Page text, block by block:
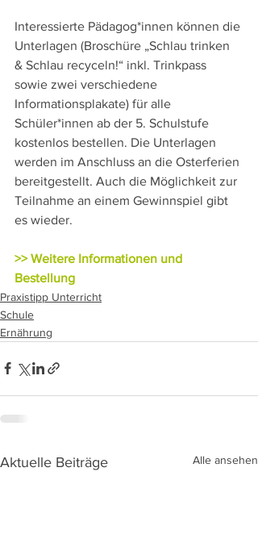
Interessierte Pädagog*innen können die
Unterlagen (Broschüre „Schlau trinken
& Schlau recyceln!“ inkl. Trinkpass
sowie zwei verschiedene
Informationsplakate) für alle
Schüler*innen ab der 5. Schulstufe
kostenlos bestellen. Die Unterlagen
werden im Anschluss an die Osterferien
bereitgestellt. Auch die Möglichkeit zur
Teilnahme an einem Gewinnspiel gibt
es wieder.
>> Weitere Informationen und
Bestellung
Praxistipp Unterricht
Schule
Ernährung
Aktuelle Beiträge Alle ansehen